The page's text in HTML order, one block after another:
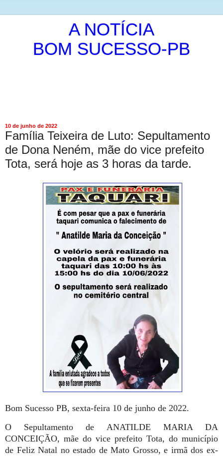
A NOTÍCIA
BOM SUCESSO-PB
10 de junho de 2022
Família Teixeira de Luto: Sepultamento
de Dona Neném, mãe do vice prefeito
Tota, será hoje as 3 horas da tarde.
Bom Sucesso PB, sexta-feira 10 de junho de 2022.
O Sepultamento de ANATILDE MARIA DA
CONCEIÇÃO, mãe do vice prefeito Tota, do município
de Feliz Natal no estado de Mato Grosso, e irmã dos ex-